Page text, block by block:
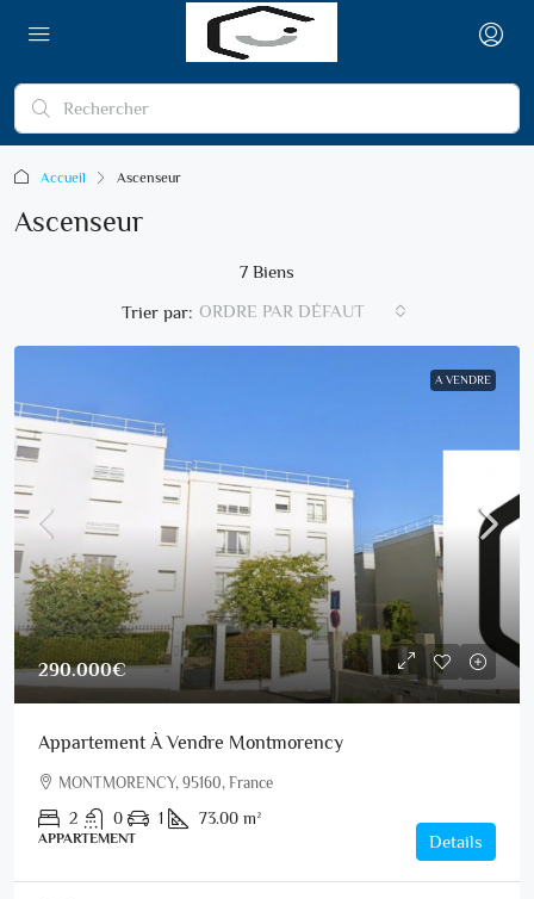
Accueil Ascenseur
Ascenseur
7 Biens
Trier par: ORDRE PAR DÉFAUT
A VENDRE
290.000€
Appartement À Vendre Montmorency
MONTMORENCY, 95160, France
2 0 1 73.00 m²
APPARTEMENT Details